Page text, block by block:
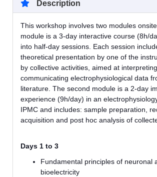
Description
This workshop involves two modules
module is a 3-day interactive course (8h/
into half-day sessions. Each session
theoretical presentation by one of the
by collective activities, aimed at
communicating electrophysiological data
literature. The second module is a 2-day
experience (9h/day) in an
IPMC and includes: sample preparation,
acquisition and post hoc analysis of
Days 1 to 3
Fundamental principles of neuronal
bioelectricity